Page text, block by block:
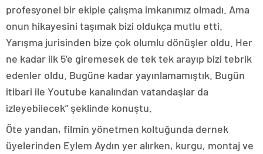
profesyonel bir ekiple çalışma imkanımız olmadı. Ama
onun hikayesini taşımak bizi oldukça mutlu etti.
Yarışma jurisinden bize çok olumlu dönüşler oldu. Her
ne kadar ilk 5’e giremesek de tek tek arayıp bizi tebrik
edenler oldu. Bugüne kadar yayınlamamıştık. Bugün
itibari ile Youtube kanalından vatandaşlar da
izleyebilecek” şeklinde konuştu.
Öte yandan, filmin yönetmen koltuğunda dernek
üyelerinden Eylem Aydın yer alırken, kurgu, montaj ve